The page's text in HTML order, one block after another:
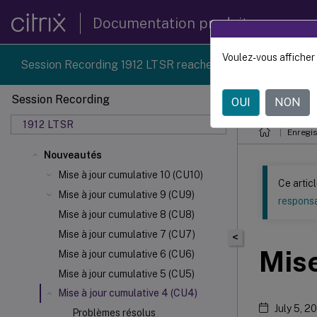
Documentation produit
Session Recording 1912 LTSR reached end-of-life on
Session Recording
1912 LTSR
Nouveautés
Mise à jour cumulative 10 (CU10)
Mise à jour cumulative 9 (CU9)
Mise à jour cumulative 8 (CU8)
Mise à jour cumulative 7 (CU7)
Mise à jour cumulative 6 (CU6)
Mise à jour cumulative 5 (CU5)
Mise à jour cumulative 4 (CU4)
Problèmes résolus
Ce contenu
<
Ce
July 5,
Voulez-vous
OUI NON